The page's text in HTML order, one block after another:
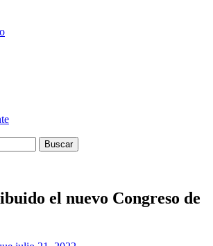
el nuevo Congreso de